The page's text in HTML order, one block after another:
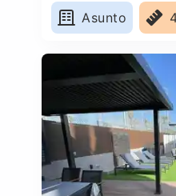
Asunto